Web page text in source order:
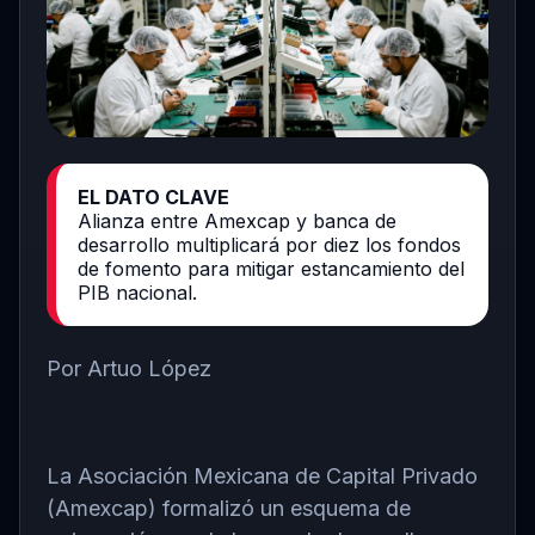
EL DATO CLAVE
Alianza entre Amexcap y banca de
desarrollo multiplicará por diez los fondos
de fomento para mitigar estancamiento del
PIB nacional.
Por Artuo López
La Asociación Mexicana de Capital Privado
(Amexcap) formalizó un esquema de